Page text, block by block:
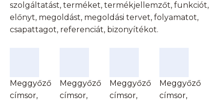
szolgáltatást, terméket, termékjellemzőt, funkciót,
előnyt, megoldást, megoldási tervet, folyamatot,
csapattagot, referenciát, bizonyítékot.
Meggyőző
címsor,
Meggyőző
címsor,
Meggyőző
címsor,
Meggyőző
címsor,